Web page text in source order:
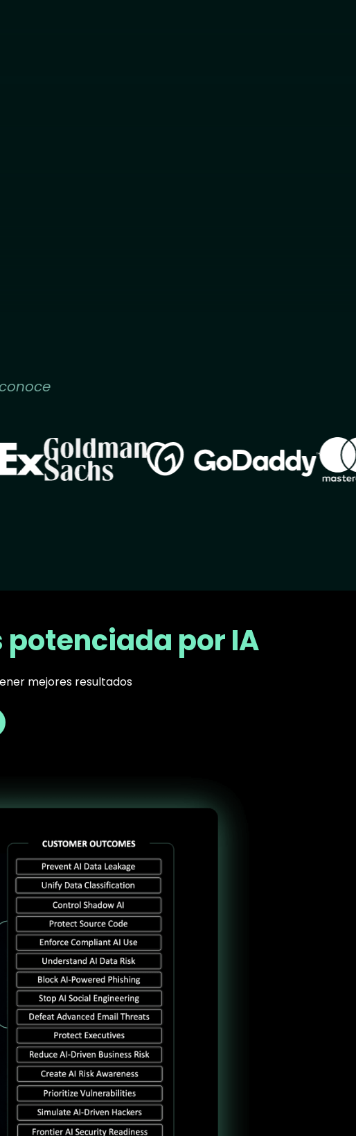
Image Image
por IA
mejores resultados